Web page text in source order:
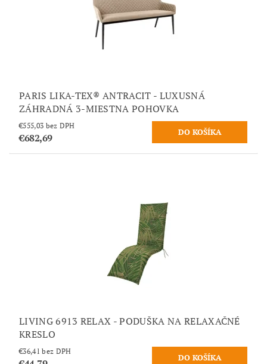
PARIS LIKA-TEX® ANTRACIT - LUXUSNÁ
ZÁHRADNÁ 3-MIESTNA POHOVKA
€555,03 bez DPH
€682,69
LIVING 6913 RELAX - PODUŠKA NA RELAXAČNÉ
KRESLO
€36,41 bez DPH